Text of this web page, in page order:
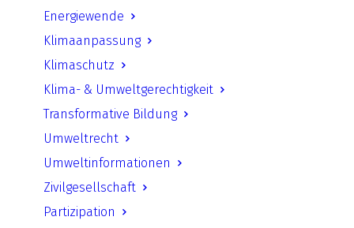
Energiewende
Klimaanpassung
Klimaschutz
Klima- & Umweltgerechtigkeit
Transformative Bildung
Umweltrecht
Umweltinformationen
Zivilgesellschaft
Partizipation
Stellungnahme des DNR und